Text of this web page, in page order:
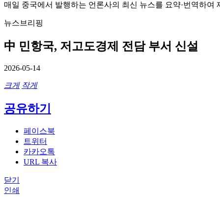
매일 중국에서 발행하는 언론사의 최신 뉴스를 요약·번역하여
뉴스브리핑
中 민항국, 저고도경제 전담 부서 신설
2026-05-14
크게 작게
공유하기
페이스북
트위터
카카오톡
URL 복사
닫기
인쇄